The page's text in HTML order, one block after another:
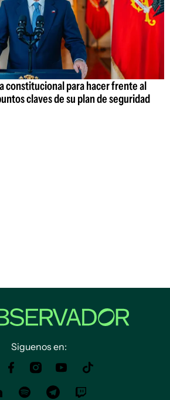
constitucional para hacer frente al
claves de su plan de seguridad
Siguenos en: